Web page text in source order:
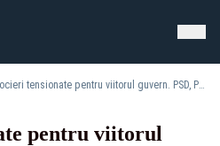
Negocieri tensionate pentru viitorul guvern. PSD, PNL, USR și UDMR ar putea discuta o formulă de compromis
pentru viitorul